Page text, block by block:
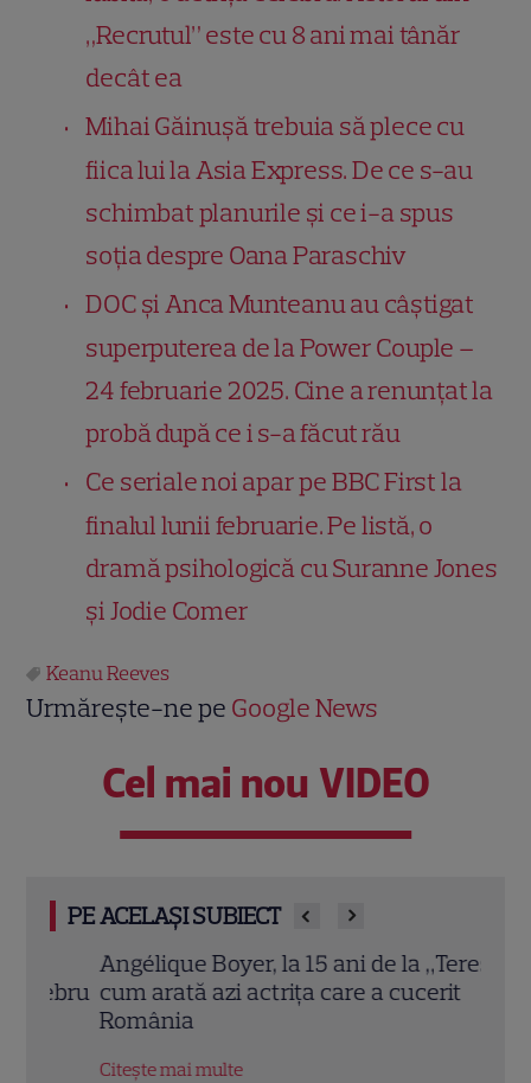
„Recrutul” este cu 8 ani mai tânăr
decât ea
Mihai Găinușă trebuia să plece cu
fiica lui la Asia Express. De ce s-au
schimbat planurile și ce i-a spus
soția despre Oana Paraschiv
DOC și Anca Munteanu au câștigat
superputerea de la Power Couple –
24 februarie 2025. Cine a renunțat la
probă după ce i s-a făcut rău
Ce seriale noi apar pe BBC First la
finalul lunii februarie. Pe listă, o
dramă psihologică cu Suranne Jones
și Jodie Comer
Keanu Reeves
Urmărește-ne pe Google News
Cel mai nou VIDEO
PE ACELAȘI SUBIECT
Angélique Boyer, la 15 ani de la „Teresa”:
cum arată azi actrița care a cucerit
România
Citește mai multe